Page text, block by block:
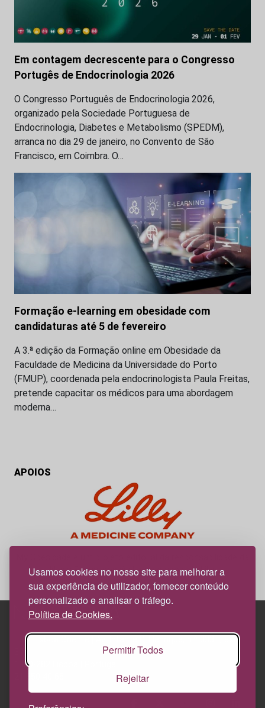
Usamos cookies no nosso site para melhorar a
sua experiência de utilizador, fornecer conteúdo
personalizado e analisar o tráfego.
Política de Cookies.
Permitir Todos
Rejeitar
Em contagem decrescente para o Congresso
Portugês de Endocrinologia 2026
O Congresso Português de Endocrinologia 2026,
organizado pela Sociedade Portuguesa de
Endocrinologia, Diabetes e Metabolismo (SPEDM),
arranca no dia 29 de janeiro, no Convento de São
Francisco, em Coimbra. O…
Formação e-learning em obesidade com
candidaturas até 5 de fevereiro
A 3.ª edição da Formação online em Obesidade da
Faculdade de Medicina da Universidade do Porto
(FMUP), coordenada pela endocrinologista Paula Freitas,
pretende capacitar os médicos para uma abordagem
moderna…
APOIOS
News Farma, possível com o apoio da Lilly.
Edif. Lisboa Oriente | Av. Infante D. Henrique, n.º 333H, esc.
1800-282 Lisboa | Portugal